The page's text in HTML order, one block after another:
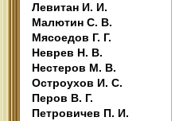
Левитан И. И.
Малютин С. В.
Мясоедов Г. Г.
Неврев Н. В.
Нестеров М. В.
Остроухов И. С.
Перов В. Г.
Петровичев П. И.